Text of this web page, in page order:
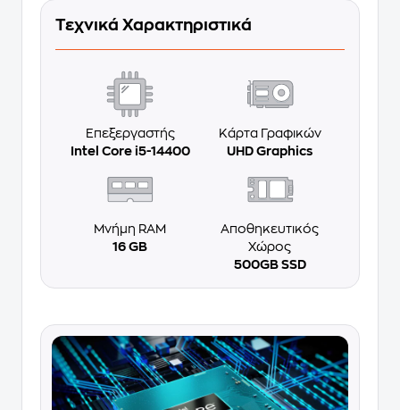
Τεχνικά Χαρακτηριστικά
Επεξεργαστής
Intel Core i5-14400
Κάρτα Γραφικών
UHD Graphics
Μνήμη RAM
16 GB
Αποθηκευτικός
Χώρος
500GB SSD